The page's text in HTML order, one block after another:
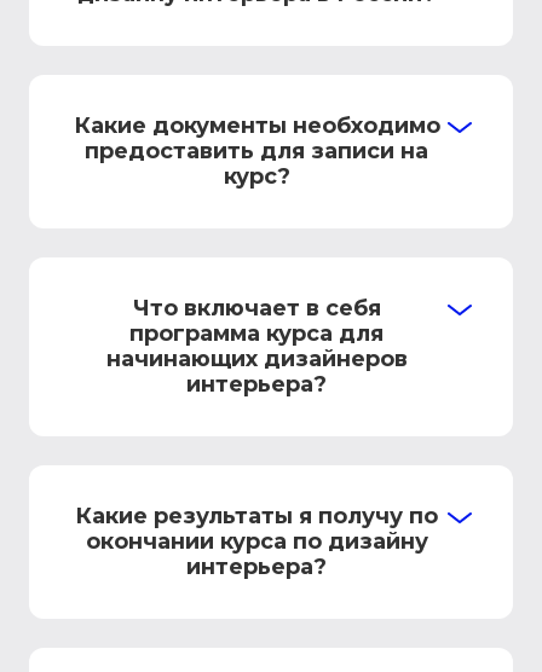
Какие документы необходимо
предоставить для записи на
курс?
Что включает в себя
программа курса для
начинающих дизайнеров
интерьера?
Какие результаты я получу по
окончании курса по дизайну
интерьера?